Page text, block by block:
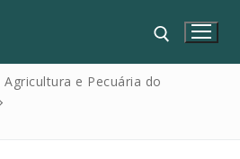
e Pecuária do